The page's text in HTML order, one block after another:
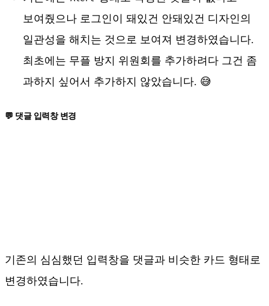
보여줬으나 로그인이 돼있건 안돼있건 디자인의
일관성을 해치는 것으로 보여져 변경하였습니다.
최초에는 무플 방지 위원회를 추가하려다 그건 좀
과하지 싶어서 추가하지 않았습니다. 😅
💬 댓글 입력창 변경
기존의 심심했던 입력창을 댓글과 비슷한 카드 형태로
변경하였습니다.